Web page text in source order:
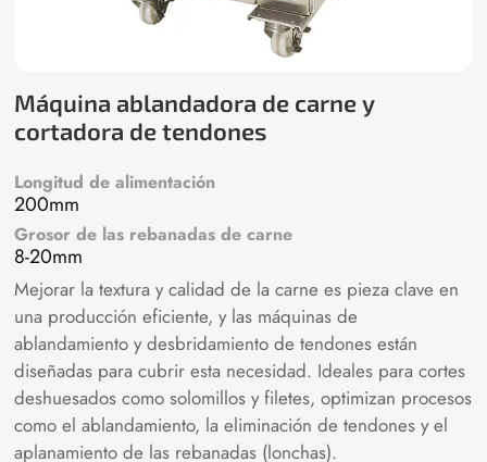
Máquina ablandadora de carne y
cortadora de tendones
Longitud de alimentación
200mm
Grosor de las rebanadas de carne
8-20mm
Mejorar la textura y calidad de la carne es pieza clave en
una producción eficiente, y las máquinas de
ablandamiento y desbridamiento de tendones están
diseñadas para cubrir esta necesidad. Ideales para cortes
deshuesados como solomillos y filetes, optimizan procesos
como el ablandamiento, la eliminación de tendones y el
aplanamiento de las rebanadas (lonchas).